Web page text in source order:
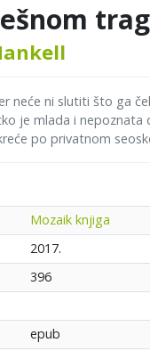
neće ni slutiti što ga
je mlada i nepoznata
po privatnom
Mozaik knjiga
2017.
396
epub